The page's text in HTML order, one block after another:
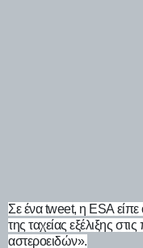
Σε ένα tweet, η ESA είπε
της ταχείας εξέλιξης
αστεροειδών».